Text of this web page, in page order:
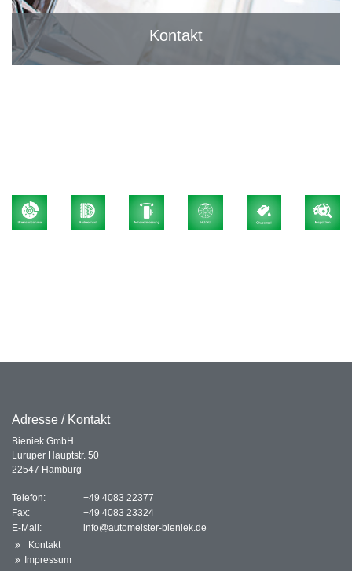
Kontakt
Adresse / Kontakt
Bieniek GmbH
Luruper Hauptstr. 50
22547 Hamburg
Telefon:
+49 4083 22377
Fax:
+49 4083 23324
E-Mail:
info@automeister-bieniek.de
Kontakt
Impressum